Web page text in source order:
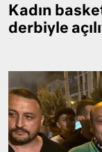
Kadın
derbiyle